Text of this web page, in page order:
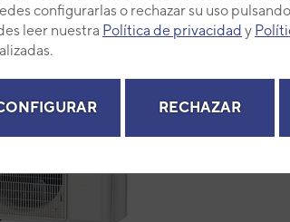
configurarlas o rechazar su uso
leer nuestra Política de privacidad y
RECHAZAR